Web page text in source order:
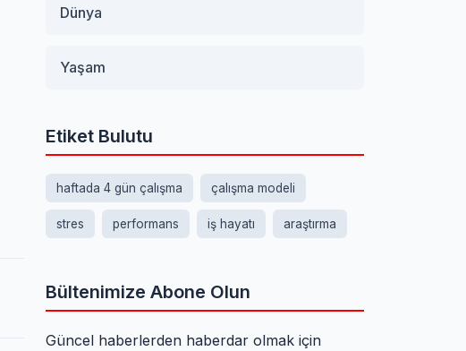
Dünya
Yaşam
Etiket Bulutu
haftada 4 gün çalışma çalışma modeli
stres performans iş hayatı araştırma
Bültenimize Abone Olun
Güncel haberlerden haberdar olmak için